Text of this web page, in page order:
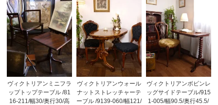
ヴィクトリアンミニフラ
ップトップテーブル /81
16-211/幅30/奥行30/高
ヴィクトリアンウォール
ナットストレッチャーテ
ーブル /9139-060/幅121/
ヴィクトリアンボビンレ
ッグサイドテーブル/915
1-005/幅90.5/奥行45.5/